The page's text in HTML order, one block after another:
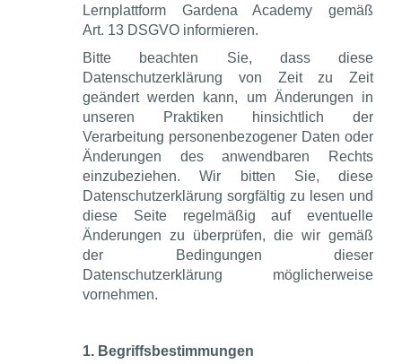
Lernplattform Gardena Academy gemäß
Art. 13 DSGVO informieren.
Bitte beachten Sie, dass diese
Datenschutzerklärung von Zeit zu Zeit
geändert werden kann, um Änderungen in
unseren Praktiken hinsichtlich der
Verarbeitung personenbezogener Daten oder
Änderungen des anwendbaren Rechts
einzubeziehen. Wir bitten Sie, diese
Datenschutzerklärung sorgfältig zu lesen und
diese Seite regelmäßig auf eventuelle
Änderungen zu überprüfen, die wir gemäß
der Bedingungen dieser
Datenschutzerklärung möglicherweise
vornehmen.
1. Begriffsbestimmungen